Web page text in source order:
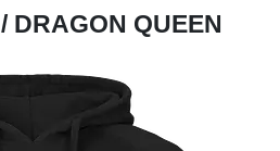
/ DRAGON QUEEN